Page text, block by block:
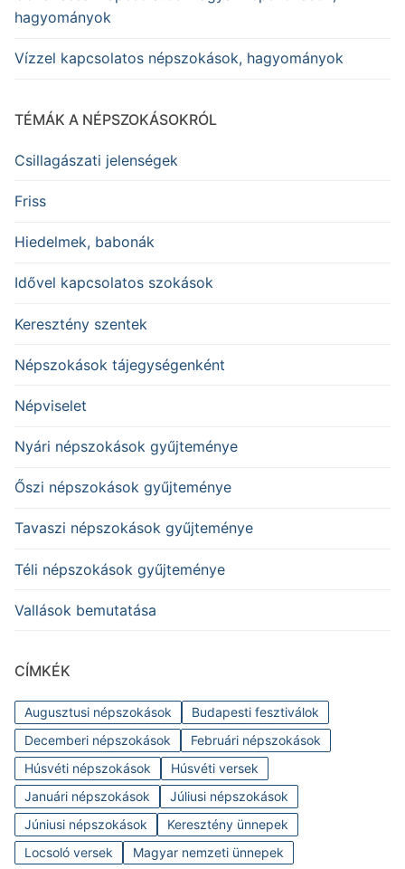
hagyományok
Vízzel kapcsolatos népszokások, hagyományok
TÉMÁK A NÉPSZOKÁSOKRÓL
Csillagászati jelenségek
Friss
Hiedelmek, babonák
Idővel kapcsolatos szokások
Keresztény szentek
Népszokások tájegységenként
Népviselet
Nyári népszokások gyűjteménye
Őszi népszokások gyűjteménye
Tavaszi népszokások gyűjteménye
Téli népszokások gyűjteménye
Vallások bemutatása
CÍMKÉK
Augusztusi népszokások
Budapesti fesztiválok
Decemberi népszokások
Februári népszokások
Húsvéti népszokások
Húsvéti versek
Januári népszokások
Júliusi népszokások
Júniusi népszokások
Keresztény ünnepek
Locsoló versek
Magyar nemzeti ünnepek